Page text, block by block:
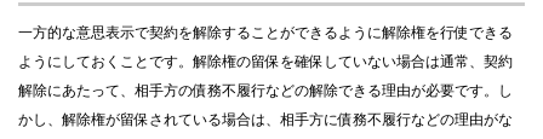
一方的な意思表示で契約を解除することができるように解除権を行使できる
ようにしておくことです。解除権の留保を確保していない場合は通常、契約
解除にあたって、相手方の債務不履行などの解除できる理由が必要です。し
かし、解除権が留保されている場合は、相手方に債務不履行などの理由がな